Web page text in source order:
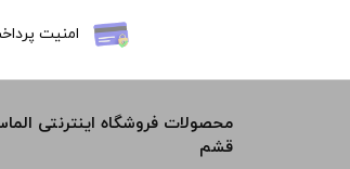
امنیت
محصولات فروشگاه اینترنتی
قشم